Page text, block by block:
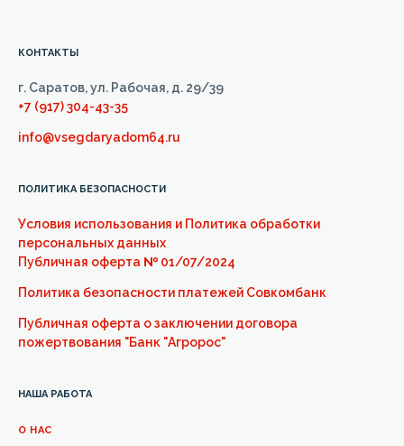
КОНТАКТЫ
г. Саратов, ул. Рабочая, д. 29/39
+7 (917) 304-43-35
info@vsegdaryadom64.ru
НАША РАБОТА
О НАС
ПОЛИТИКА БЕЗОПАСНОСТИ
Условия использования и Политика обработки
персональных данных
Публичная оферта № 01/07/2024
Политика безопасности платежей Совкомбанк
Публичная оферта о заключении договора
пожертвования "Банк "Агророс"